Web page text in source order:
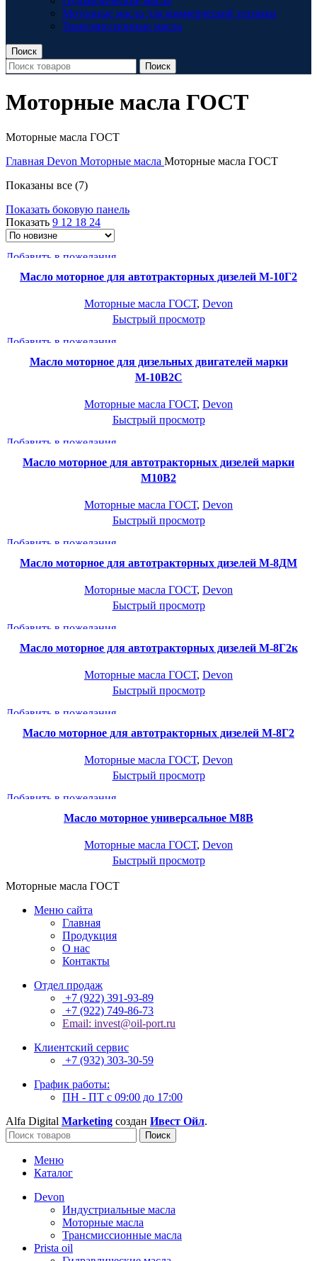
Моторные масла для коммерческой техники
Трансмиссионные масла
Поиск
Поиск
Моторные масла ГОСТ
Моторные масла ГОСТ
Главная Devon Моторные масла Моторные масла ГОСТ
Показаны все (7)Сортировка:
недавние
Показать боковую панель
Показать 9 12 18 24
Добавить в пожелания
Масло моторное для автотракторных дизелей М-10Г2
Моторные масла ГОСТ, Devon
Быстрый просмотр
Добавить в пожелания
Масло моторное для дизельных двигателей марки
М-10В2С
Моторные масла ГОСТ, Devon
Быстрый просмотр
Добавить в пожелания
Масло моторное для автотракторных дизелей марки
М10В2
Моторные масла ГОСТ, Devon
Быстрый просмотр
Добавить в пожелания
Масло моторное для автотракторных дизелей М-8ДМ
Моторные масла ГОСТ, Devon
Быстрый просмотр
Добавить в пожелания
Масло моторное для автотракторных дизелей М-8Г2к
Моторные масла ГОСТ, Devon
Быстрый просмотр
Добавить в пожелания
Масло моторное для автотракторных дизелей М-8Г2
Моторные масла ГОСТ, Devon
Быстрый просмотр
Добавить в пожелания
Масло моторное универсальное М8В
Моторные масла ГОСТ, Devon
Быстрый просмотр
Моторные масла ГОСТ
Меню сайта
Главная
Продукция
О нас
Контакты
Отдел продаж
+7 (922) 391-93-89
+7 (922) 749-86-73
Email: invest@oil-port.ru
Клиентский сервис
+7 (932) 303-30-59
График работы:
ПН - ПТ с 09:00 до 17:00
Alfa Digital Marketing создан Ивест Ойл.
Поиск
Меню
Каталог
Devon
Индустриальные масла
Моторные масла
Трансмиссионные масла
Prista oil